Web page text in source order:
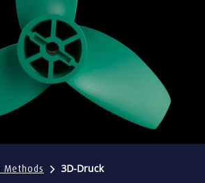
Methods 3D-Druck